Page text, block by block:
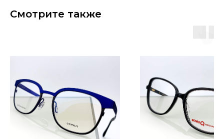
Смотрите также